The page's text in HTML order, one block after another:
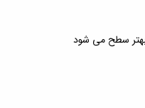
بهتر سطح می شود